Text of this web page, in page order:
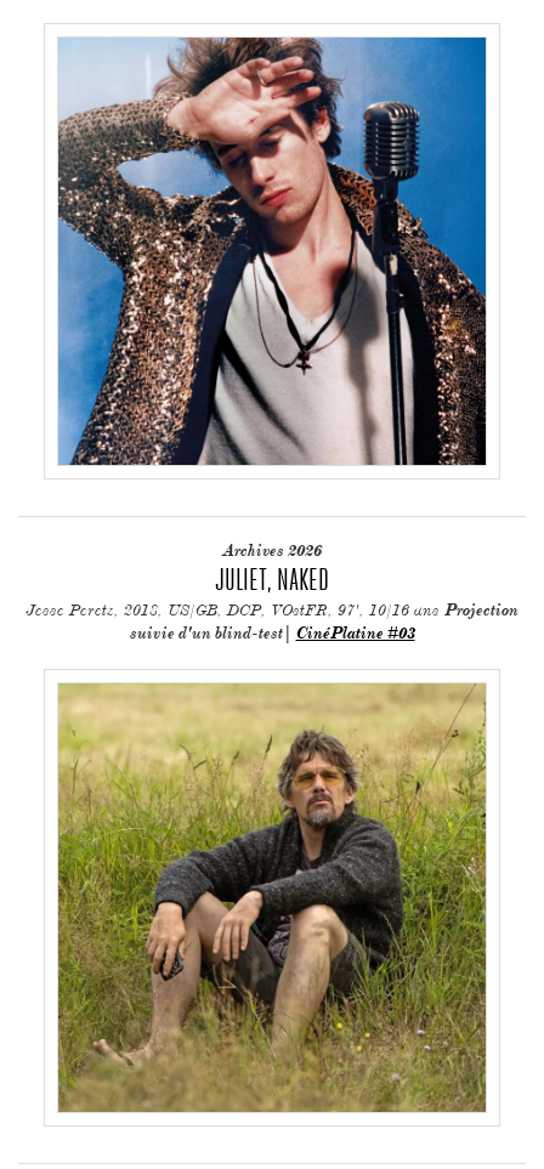
Archives 2026
JULIET, NAKED
Jesse Peretz, 2018, US/GB, DCP, VOstFR, 97', 10/16 ans Projection
suivie d'un blind-test| CinéPlatine #03